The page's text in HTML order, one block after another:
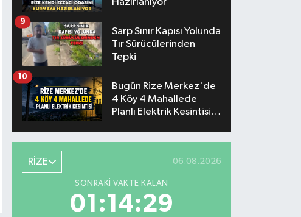
Hazırlanıyor
Sarp Sınır Kapısı Yolunda
Tır Sürücülerinden
Tepki
9
Bugün Rize Merkez'de
4 Köy 4 Mahallede
Planlı Elektrik Kesintisi
10
RİZE 06.08.2026
SONRAKI VAKTE KALAN
01:14:28